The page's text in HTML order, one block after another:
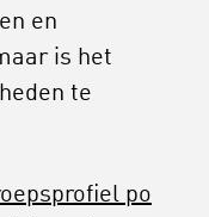
en
is het
te
po